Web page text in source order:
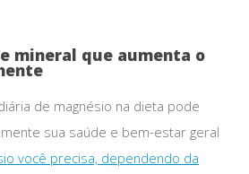
mineral que aumenta o
de magnésio na dieta pode
sua saúde e bem-estar geral
você precisa, dependendo da